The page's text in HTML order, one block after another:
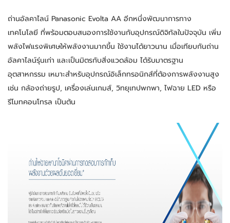
ถ่านอัลคาไลน์ Panasonic Evolta AA อีกหนึ่งพัฒนาการทาง
เทคโนโลยี ที่พร้อมตอบสนองการใช้งานกับอุปกรณ์ดิจิทัลในปัจจุบัน เพิ่ม
พลังไฟแรงพิเศษให้พลังงานมากขึ้น ใช้งานได้ยาวนาน เมื่อเทียบกันถ่าน
อัลคาไลน์รุ่นเก่า และเป็นมิตรกับสิ่งแวดล้อม ได้รับมาตรฐาน
อุตสาหกรรม เหมาะสำหรับอุปกรณ์อิเล็กทรอนิกส์ที่ต้องการพลังงานสูง
เช่น กล้องถ่ายรูป, เครื่องเล่นเกมส์, วิทยุเทปพกพา, ไฟฉาย LED หรือ
รีโมทคอนโทรล เป็นต้น